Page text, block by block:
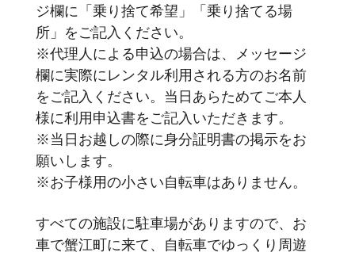
ジ欄に「乗り捨て希望」「乗り捨てる場
所」をご記入ください。
※代理人による申込の場合は、メッセージ
欄に実際にレンタル利用される方のお名前
をご記入ください。当日あらためてご本人
様に利用申込書をご記入いただきます。
※当日お越しの際に身分証明書の掲示をお
願いします。
※お子様用の小さい自転車はありません。
すべての施設に駐車場がありますので、お
車で蟹江町に来て、自転車でゆっくり周遊